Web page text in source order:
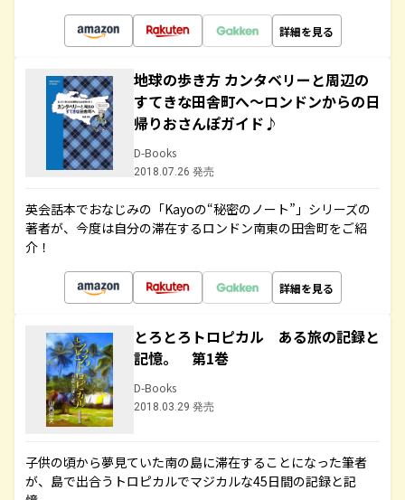
詳細を見る
地球の歩き方 カンタベリーと周辺の
すてきな田舎町へ～ロンドンからの日
帰りおさんぽガイド♪
D-Books
2018.07.26 発売
英会話本でおなじみの「Kayoの“秘密のノート”」シリーズの
著者が、今度は自分の滞在するロンドン南東の田舎町をご紹
介！
詳細を見る
とろとろトロピカル ある旅の記録と
記憶。 第1巻
D-Books
2018.03.29 発売
子供の頃から夢見ていた南の島に滞在することになった筆者
が、島で出合うトロピカルでマジカルな45日間の記録と記